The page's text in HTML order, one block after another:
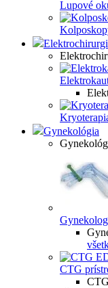
Lupové
Gynekológia
CTG